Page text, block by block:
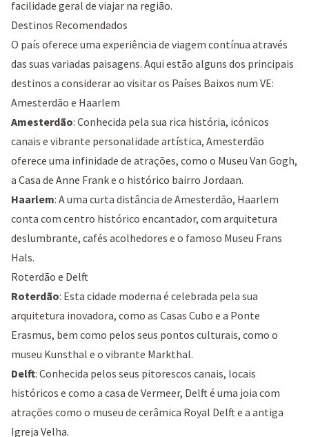
facilidade geral de viajar na região.
Destinos Recomendados
O país oferece uma experiência de viagem contínua através
das suas variadas paisagens. Aqui estão alguns dos principais
destinos a considerar ao visitar os Países Baixos num VE:
Amesterdão e Haarlem
Amesterdão: Conhecida pela sua rica história, icónicos
canais e vibrante personalidade artística, Amesterdão
oferece uma infinidade de atrações, como o Museu Van Gogh,
a Casa de Anne Franke o histórico bairro Jordaan.
Haarlem: A uma curta distância de Amesterdão, Haarlem
conta com centro histórico encantador, com arquitetura
deslumbrante, cafés acolhedores e o famoso Museu Frans
Hals.
Roterdão e Delft
Roterdão: Esta cidade moderna é celebrada pela sua
arquitetura inovadora, como as Casas Cubo e a Ponte
Erasmus, bem como pelos seus pontos culturais, como o
museu Kunsthal e o vibrante Markthal.
Delft: Conhecida pelos seus pitorescos canais, locais
históricos e como a casa de Vermeer, Delft é uma joia com
atrações como o museu de cerâmica Royal Delft e a antiga
Igreja Velha.